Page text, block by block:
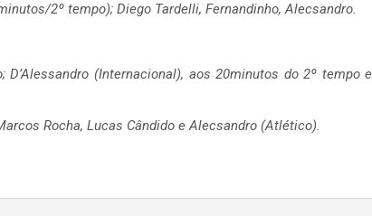
2º tempo); Diego Tardelli, Fernandinho, Alecsandro.
(Internacional), aos 20minutos do 2º tempo e
Rocha, Lucas Cândido e Alecsandro (Atlético).